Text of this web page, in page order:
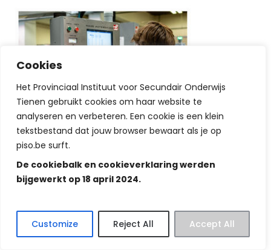
Cookies
Het Provinciaal Instituut voor Secundair Onderwijs
Tienen gebruikt cookies om haar website te
analyseren en verbeteren. Een cookie is een klein
tekstbestand dat jouw browser bewaart als je op
piso.be surft.
De cookiebalk en cookieverklaring werden
bijgewerkt op 18 april 2024.
Customize Reject All Accept All